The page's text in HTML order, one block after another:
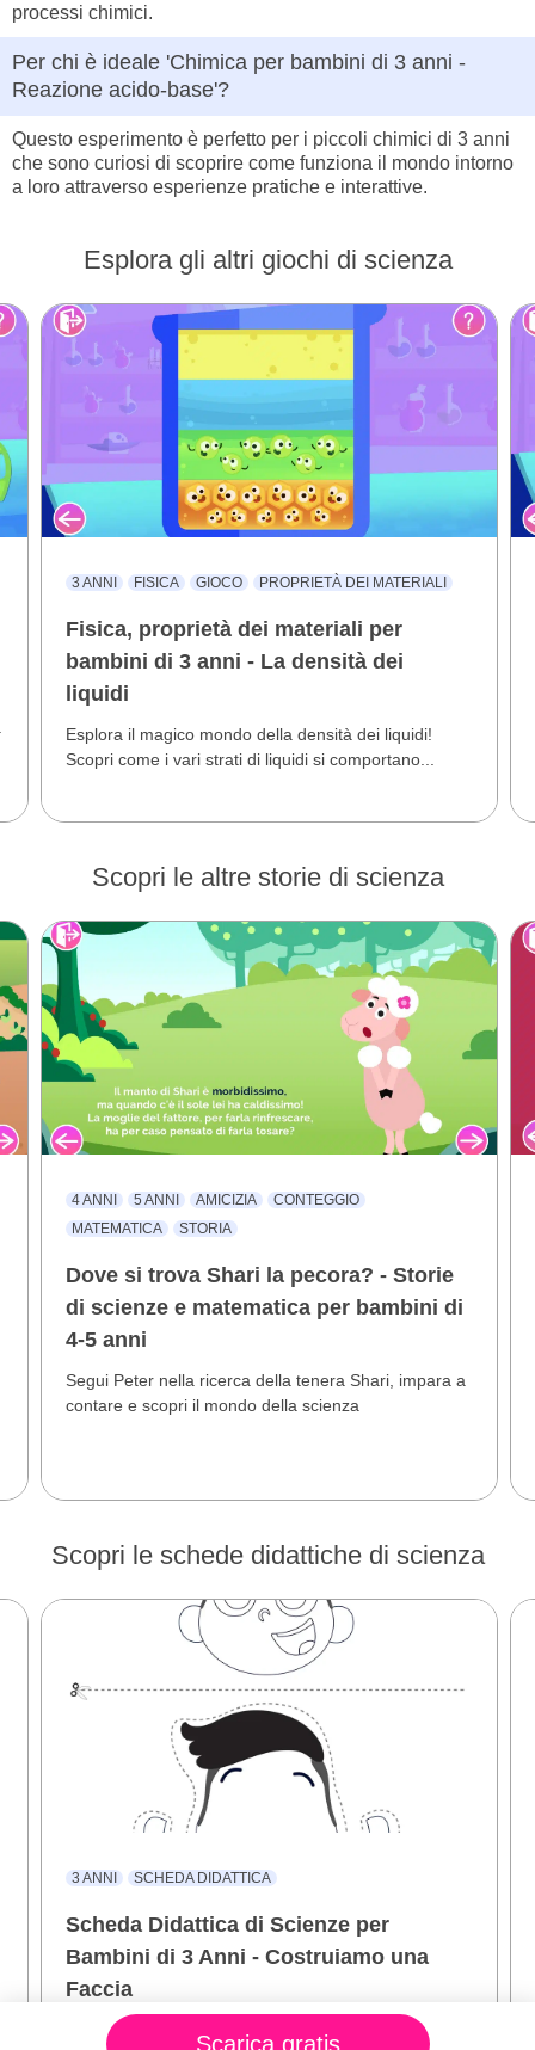
processi chimici.
Per chi è ideale 'Chimica per bambini di 3 anni -
Reazione acido-base'?
Questo esperimento è perfetto per i piccoli chimici di 3 anni
che sono curiosi di scoprire come funziona il mondo intorno
a loro attraverso esperienze pratiche e interattive.
Esplora gli altri giochi di scienza
3 ANNI FISICA GIOCO PROPRIETÀ DEI MATERIALI
Fisica, proprietà dei materiali per
bambini di 3 anni - La densità dei
liquidi
Esplora il magico mondo della densità dei liquidi!
Scopri come i vari strati di liquidi si comportano...
Scopri le altre storie di scienza
4 ANNI 5 ANNI AMICIZIA
CONTEGGIO
MATEMATICA
STORIA
Dove si trova Shari la pecora? - Storie
di scienze e matematica per bambini di
4-5 anni
Segui Peter nella ricerca della tenera Shari, impara a
contare e scopri il mondo della scienza
Scopri le schede didattiche di scienza
3 ANNI SCHEDA DIDATTICA
Scheda Didattica di Scienze per
Bambini di 3 Anni - Costruiamo una
Faccia
Ritaglia e incolla le parti del viso nel posto giusto!
Scarica gratis